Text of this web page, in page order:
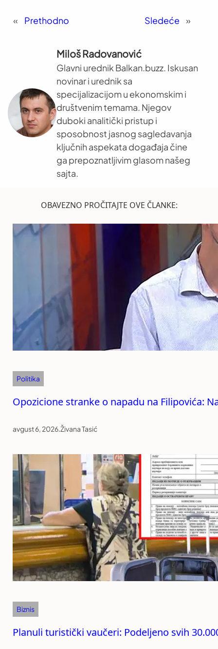
« Prethodno Sledeće »
Miloš Radovanović
Glavni urednik Balkan.buzz. Iskusan
novinar i urednik sa
specijalizacijom u ekonomskim i
društvenim temama. Njegov
duboki analitički pristup i
sposobnost jasnog sagledavanja
ključnih aspekata događaja čine
ga prepoznatljivim glasom našeg
sajta.
OBAVEZNO PROČITAJTE OVE ČLANKE:
Politika
Opozicione stranke o napadu na Filipovića:
avgust 6, 2026.Živana Tasić
Biznis
Planuli turistički vaučeri: Podeljeno svih